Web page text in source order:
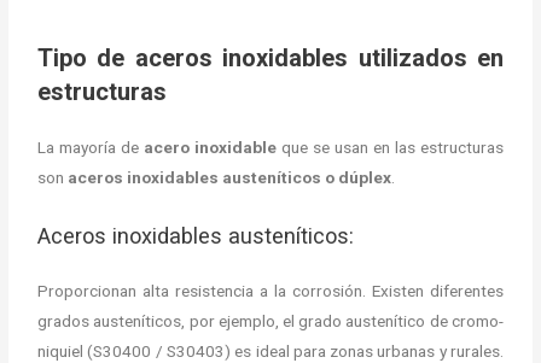
Tipo de aceros inoxidables utilizados en
estructuras
La mayoría de acero inoxidable que se usan en las estructuras
son aceros inoxidables austeníticos o dúplex.
Aceros inoxidables austeníticos:
Proporcionan alta resistencia a la corrosión. Existen diferentes
grados austeníticos, por ejemplo, el grado austenítico de cromo-
niquiel (S30400 / S30403) es ideal para zonas urbanas y rurales.